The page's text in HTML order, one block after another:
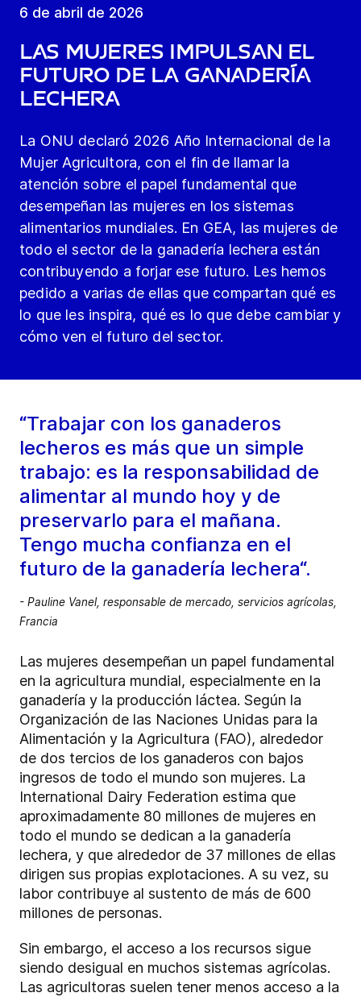
6 de abril de 2026
Las mujeres impulsan el
futuro de la ganadería
lechera
La ONU declaró 2026 Año Internacional de la
Mujer Agricultora, con el fin de llamar la
atención sobre el papel fundamental que
desempeñan las mujeres en los sistemas
alimentarios mundiales. En GEA, las mujeres de
todo el sector de la ganadería lechera están
contribuyendo a forjar ese futuro. Les hemos
pedido a varias de ellas que compartan qué es
lo que les inspira, qué es lo que debe cambiar y
cómo ven el futuro del sector.
“Trabajar con los ganaderos
lecheros es más que un simple
trabajo: es la responsabilidad de
alimentar al mundo hoy y de
preservarlo para el mañana.
Tengo mucha confianza en el
futuro de la ganadería lechera“.
- Pauline Vanel, responsable de mercado, servicios agrícolas,
Francia
Las mujeres desempeñan un papel fundamental
en la agricultura mundial, especialmente en la
ganadería y la producción láctea. Según la
Organización de las Naciones Unidas para la
Alimentación y la Agricultura (FAO), alrededor
de dos tercios de los ganaderos con bajos
ingresos de todo el mundo son mujeres. La
International Dairy Federation estima que
aproximadamente 80 millones de mujeres en
todo el mundo se dedican a la ganadería
lechera, y que alrededor de 37 millones de ellas
dirigen sus propias explotaciones. A su vez, su
labor contribuye al sustento de más de 600
millones de personas.
Sin embargo, el acceso a los recursos sigue
siendo desigual en muchos sistemas agrícolas.
Las agricultoras suelen tener menos acceso a la